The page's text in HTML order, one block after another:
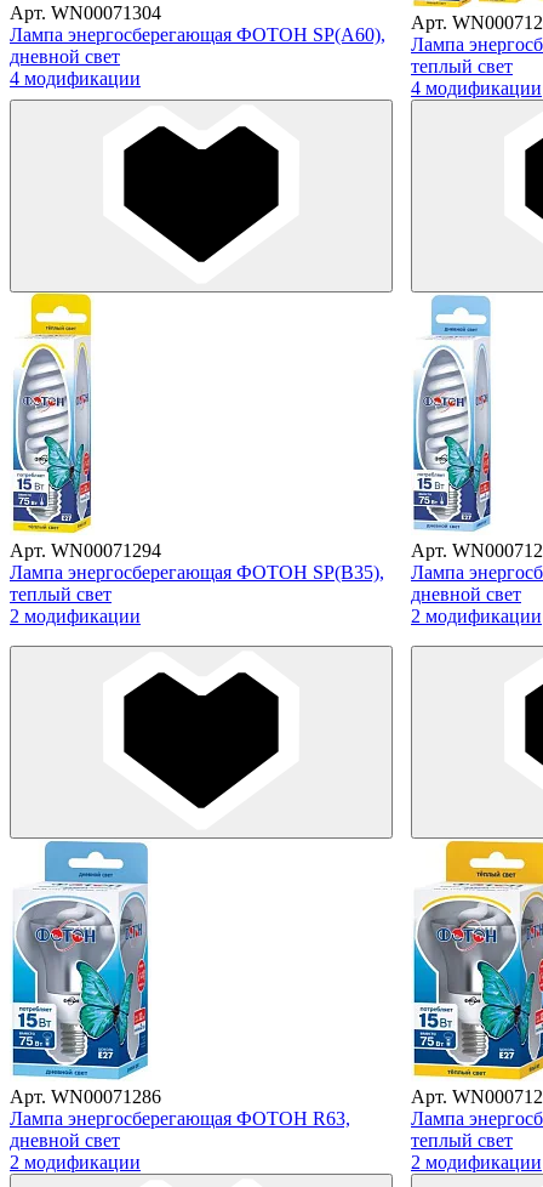
Арт. WN00071304
Лампа энергосберегающая ФОТОН SP(A60),
дневной свет
4 модификации
Арт.
Лампа
теплый свет
4 модификации
Арт. WN00071294
Лампа энергосберегающая ФОТОН SP(В35),
теплый свет
2 модификации
Арт.
Лампа
дневной свет
2 модификации
Арт. WN00071286
Лампа энергосберегающая ФОТОН R63,
дневной свет
2 модификации
Арт.
Лампа
теплый свет
2 модификации